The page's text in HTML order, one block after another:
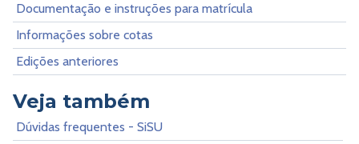
Documentação e instruções para matrícula
Informações sobre cotas
Edições anteriores
Veja também
Dúvidas frequentes - SiSU